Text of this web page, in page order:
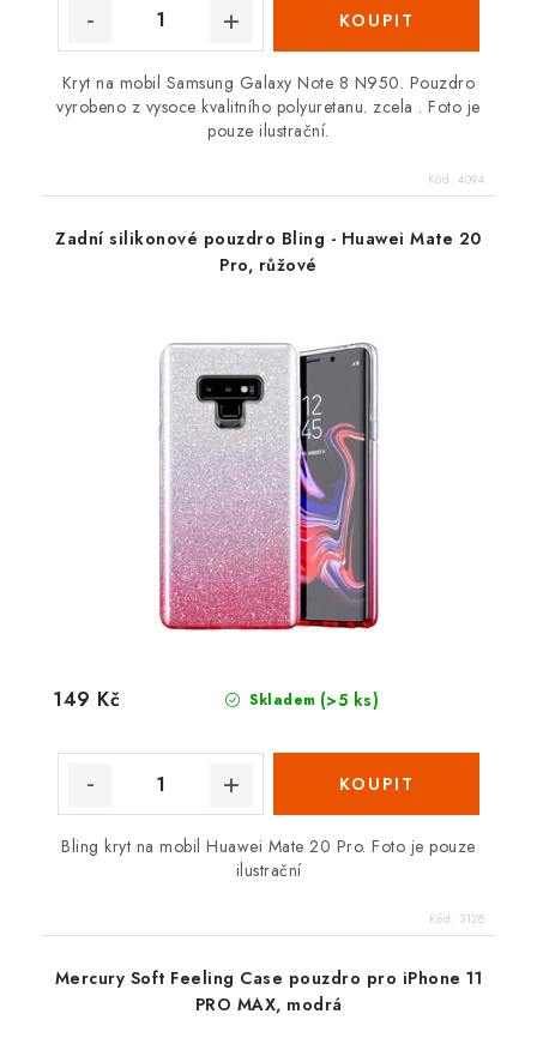
Kryt na mobil Samsung Galaxy Note 8 N950. Pouzdro
vyrobeno z vysoce kvalitního polyuretanu. zcela . Foto je
pouze ilustrační.
Kód: 4094
Zadní silikonové pouzdro Bling - Huawei Mate 20
Pro, růžové
Skladem (>5 ks)
149 Kč
Bling kryt na mobil Huawei Mate 20 Pro. Foto je pouze
ilustrační
Kód: 3128
Mercury Soft Feeling Case pouzdro pro iPhone 11
PRO MAX, modrá